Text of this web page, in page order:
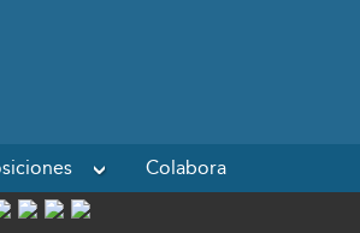
Colabora